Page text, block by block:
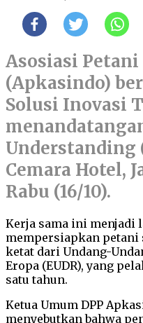
Asosiasi
(Apkasindo)
Solusi Inovasi
Understanding
Cemara Hotel,
Rabu (16/10).
Kerja sama ini menjadi
mempersiapkan petani
ketat dari Undang-
Eropa (EUDR), yang
satu tahun.
Ketua Umum DPP
menyebutkan bahwa